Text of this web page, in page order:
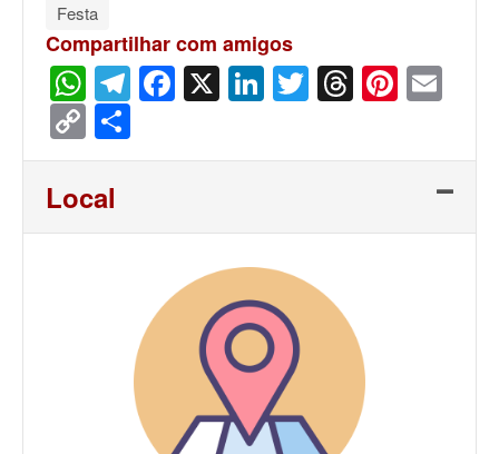
Festa
Compartilhar com amigos
WhatsApp
Telegram
Facebook
X LinkedIn
Twitter
Threads
Copy
Link
Local